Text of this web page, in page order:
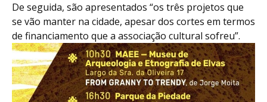
De seguida, são apresentados “os três projetos que
se vão manter na cidade, apesar dos cortes em termos
de financiamento que a associação cultural sofreu”.